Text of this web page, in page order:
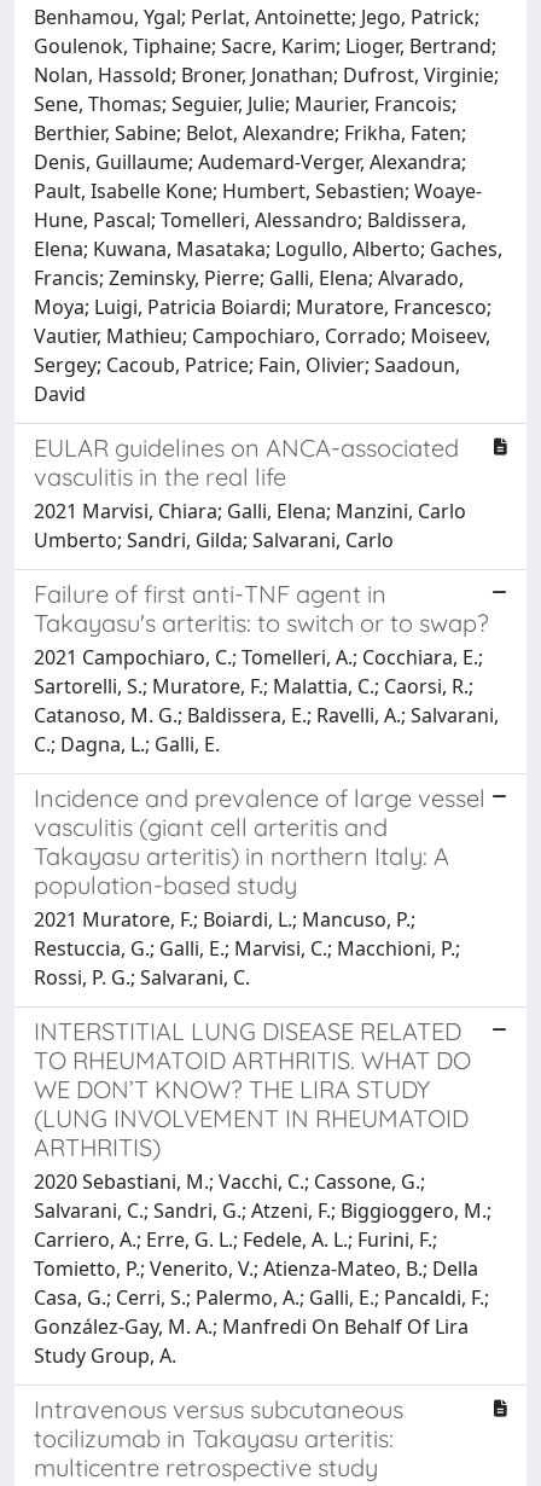
Benhamou, Ygal; Perlat, Antoinette; Jego, Patrick;
Goulenok, Tiphaine; Sacre, Karim; Lioger, Bertrand;
Nolan, Hassold; Broner, Jonathan; Dufrost, Virginie;
Sene, Thomas; Seguier, Julie; Maurier, Francois;
Berthier, Sabine; Belot, Alexandre; Frikha, Faten;
Denis, Guillaume; Audemard-Verger, Alexandra;
Pault, Isabelle Kone; Humbert, Sebastien; Woaye-
Hune, Pascal; Tomelleri, Alessandro; Baldissera,
Elena; Kuwana, Masataka; Logullo, Alberto; Gaches,
Francis; Zeminsky, Pierre; Galli, Elena; Alvarado,
Moya; Luigi, Patricia Boiardi; Muratore, Francesco;
Vautier, Mathieu; Campochiaro, Corrado; Moiseev,
Sergey; Cacoub, Patrice; Fain, Olivier; Saadoun,
David
EULAR guidelines on ANCA-associated
vasculitis in the real life
2021 Marvisi, Chiara; Galli, Elena; Manzini, Carlo
Umberto; Sandri, Gilda; Salvarani, Carlo
Failure of first anti-TNF agent in
Takayasu's arteritis: to switch or to swap?
2021 Campochiaro, C.; Tomelleri, A.; Cocchiara, E.;
Sartorelli, S.; Muratore, F.; Malattia, C.; Caorsi, R.;
Catanoso, M. G.; Baldissera, E.; Ravelli, A.; Salvarani,
C.; Dagna, L.; Galli, E.
Incidence and prevalence of large vessel
vasculitis (giant cell arteritis and
Takayasu arteritis) in northern Italy: A
population-based study
2021 Muratore, F.; Boiardi, L.; Mancuso, P.;
Restuccia, G.; Galli, E.; Marvisi, C.; Macchioni, P.;
Rossi, P. G.; Salvarani, C.
INTERSTITIAL LUNG DISEASE RELATED
TO RHEUMATOID ARTHRITIS. WHAT DO
WE DON’T KNOW? THE LIRA STUDY
(LUNG INVOLVEMENT IN RHEUMATOID
ARTHRITIS)
2020 Sebastiani, M.; Vacchi, C.; Cassone, G.;
Salvarani, C.; Sandri, G.; Atzeni, F.; Biggioggero, M.;
Carriero, A.; Erre, G. L.; Fedele, A. L.; Furini, F.;
Tomietto, P.; Venerito, V.; Atienza-Mateo, B.; Della
Casa, G.; Cerri, S.; Palermo, A.; Galli, E.; Pancaldi, F.;
González-Gay, M. A.; Manfredi On Behalf Of Lira
Study Group, A.
Intravenous versus subcutaneous
tocilizumab in Takayasu arteritis:
multicentre retrospective study